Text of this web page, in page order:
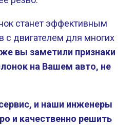
станет эффективным
с двигателем для многих
вы заметили признаки
на Вашем авто, не
и наши инженеры
и качественно решить